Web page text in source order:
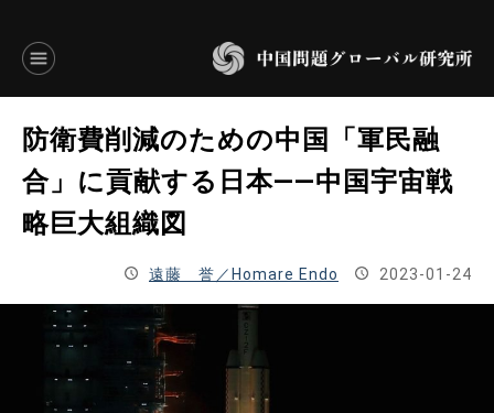
言語別アーカイブ
ENGLISH
JAPANESE
トップページ
研究員
防衛費削減のための中国「軍民融
合」に貢献する日本――中国宇宙戦
略巨大組織図
遠藤 誉／Homare Endo 2023-01-24